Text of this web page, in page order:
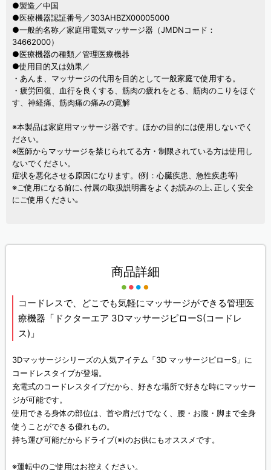
●製造／中国
●医療機器認証番号／303AHBZX00005000
●一般的名称／家庭用電気マッサージ器（JMDNコード：
34662000）
●医療機器の種類／管理医療機器
●使用目的又は効果／
・あんま、マッサージの代用を目的として一般家庭で使用する。
・疲労回復、血行を良くする、筋肉の疲れをとる、筋肉のこりをほぐ
す、神経痛、筋肉痛の痛みの寛解
※本製品は家庭用マッサージ器です。ほかの目的には使用しないでく
ださい。
※医師からマッサージを禁じられてる方・制限されている方は使用し
ないでください。
症状を悪化させる原因になります。(例：心臓疾患、急性疾患等)
※ご使用になる前に､付属の取扱説明書をよくお読みの上､正しく安全
にご使用ください｡
商品詳細
コードレスで、どこでも気軽にマッサージができる管理医
療機器「ドクターエア 3DマッサージピローS(コードレ
ス)」
3Dマッサージシリーズの人気アイテム「3D マッサージピローS」に
コードレスタイプが登場。
充電式のコードレスタイプだから、好きな場所で好きな時にマッサー
ジが可能です。
使用できる身体の部位は、首や肩だけでなく、腰・お腹・脚まで全身
使うことができる優れもの。
持ち運び可能だからドライブ(※)のお供にもオススメです。
※運転中のご使用はお控えください。